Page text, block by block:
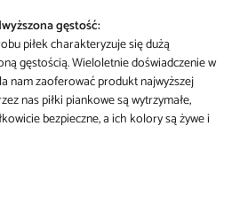
gęstość:
piłek charakteryzuje się dużą
gęstością. Wieloletnie doświadczenie w
nam zaoferować produkt najwyższej
nas piłki piankowe są wytrzymałe,
bezpieczne, a ich kolory są żywe i